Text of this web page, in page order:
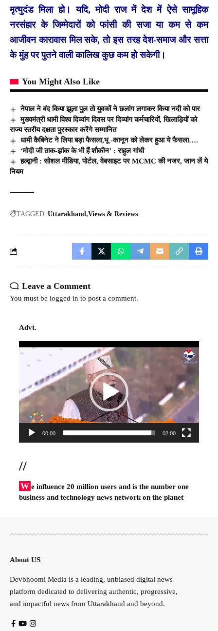
मृत्युदंड मिला हो। यदि, मोदी राज में देश में ऐसे सामूहिक
नरसंहार के जिम्मेदारों को फांसी की सजा या कम से कम
आजीवन कारावास मिल सके, तो इस तरह देश-समाज और सत्ता
के मुंह पर पुतने वाली कालिख कुछ कम हो सकेगी।
You Might Also Like
नेपाल ने बंद किया झूला पुल तो युवकों ने छलांग लगाकर किया नदी को पार
मुख्यमंत्री धामी विश्व दिव्यांग दिवस पर दिव्यांग कर्मचारियों, खिलाड़ियों को
राज्य स्तरीय दक्षता पुरस्कार करेंगे सम्मानित
धामी कैबिनेट ने लिया बड़ा फैसला,भू -कानून को लेकर हुआ ये फैसला….
‘मोदी जी ताक-झांक के भी हैं शौकीन’ : राहुल गांधी
हल्द्वानी : सोशल मीडिया, पोर्टल, वेबसाइट पर MCMC की नजर, जान लें ये
नियम
TAGGED: Uttarakhand Views & Reviews
Leave a Comment
You must be logged in to post a comment.
Advt.
Video
00:00 02:00
//
W e influence 20 million users and is the number one
business and technology news network on the planet
About US
Devbhoomi Media is a leading, unbiased digital news
platform dedicated to delivering authentic, progressive,
and impactful news from Uttarakhand and beyond.